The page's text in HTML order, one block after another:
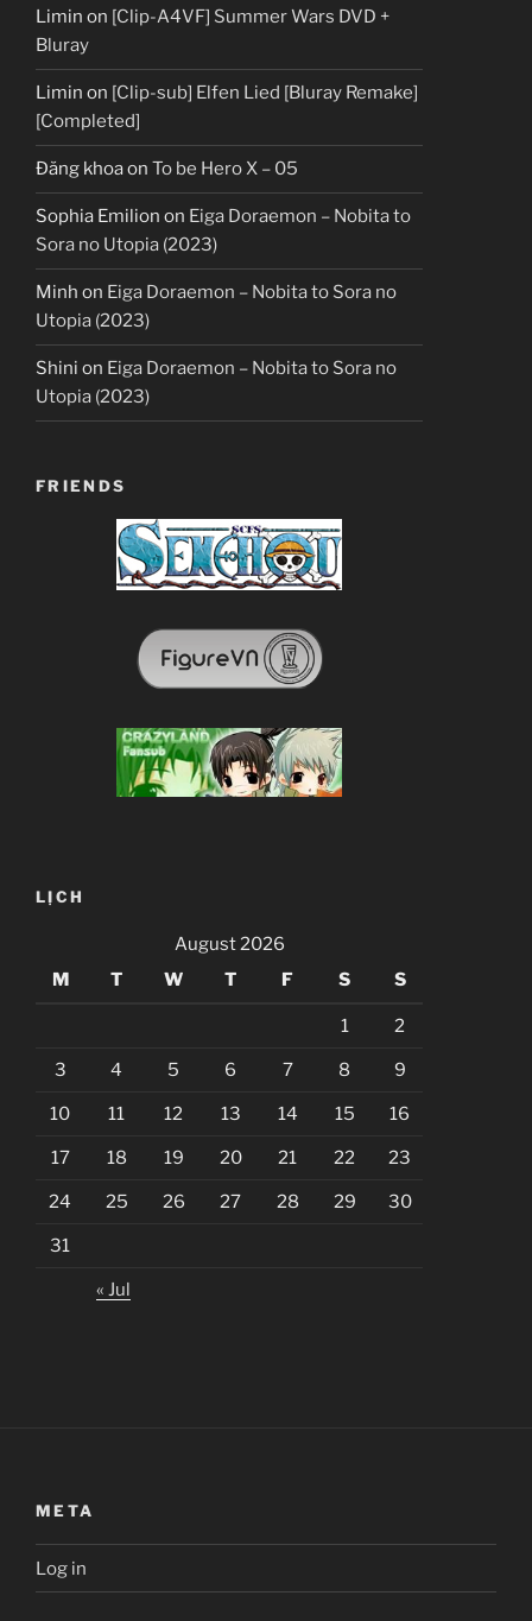
Limin on [Clip-A4VF] Summer Wars DVD +
Bluray
Limin on [Clip-sub] Elfen Lied [Bluray Remake]
[Completed]
Đăng khoaon To be Hero X – 05
Sophia Emilion on Eiga Doraemon – Nobita to
Sora no Utopia (2023)
Minh on Eiga Doraemon – Nobita to Sora no
Utopia (2023)
Shini on Eiga Doraemon – Nobita to Sora no
Utopia (2023)
FRIENDS
LỊCH
August 2026
M
T W T F S S
1 2
3 4 5 6 7 8 9
10 11 12 13 14 15 16
17 18 19 20 21 22 23
24 25 26 27 28 29 30
31
« Jul
META
Log in